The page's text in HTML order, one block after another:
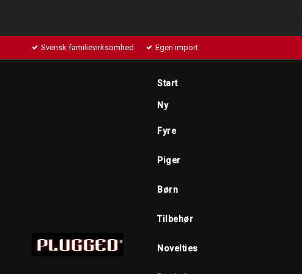
Svensk familievirksomhed Egen import
Start
Ny
Fyre
Piger
Børn
Tilbehør
Novelties